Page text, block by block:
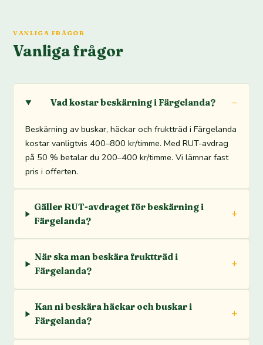
VANLIGA FRÅGOR
Vanliga frågor
Vad kostar beskärning i Färgelanda?
Beskärning av buskar, häckar och fruktträd i Färgelanda
kostar vanligtvis 400–800 kr/timme. Med RUT-avdrag
på 50 % betalar du 200–400 kr/timme. Vi lämnar fast
pris i offerten.
Gäller RUT-avdraget för beskärning i
Färgelanda?
När ska man beskära fruktträd i
Färgelanda?
Kan ni beskära häckar och buskar i
Färgelanda?